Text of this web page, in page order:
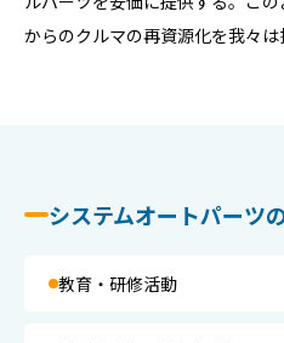
からのクルマの再資源化を我々は
システムオートパーツ
教育・研修活動